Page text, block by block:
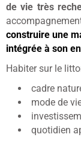
de vie très
construire une
intégrée à son
Habiter sur le
cadre
mode de
quotidien